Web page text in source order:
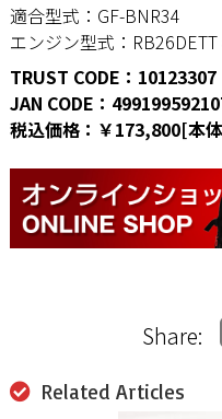
適合型式：GF-BNR34
エンジン型式：
TRUST CODE：10123307
JAN CODE：
税込価格：￥173,800[本
Share:
Related Articles